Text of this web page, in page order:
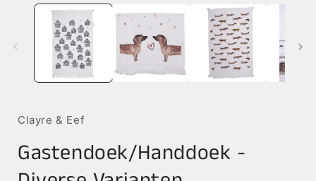
Clayre & Eef
Gastendoek/Handdoek -